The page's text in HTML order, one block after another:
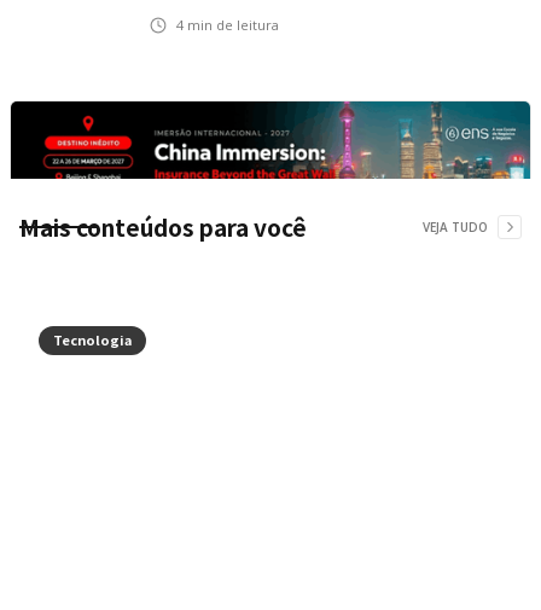
preparado
4 min de leitura
Mais conteúdos para você VEJA TUDO
Tecnologia